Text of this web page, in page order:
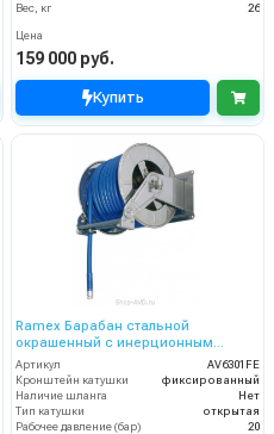
Вес, кг
26
Цена
159 000 руб.
Купить
Ramex Барабан стальной
окрашенный с инерционным
механизмом AV 6301 FE
Артикул
AV6301FE
Кронштейн катушки
фиксированный
Наличие шланга
Нет
Тип катушки
открытая
Рабочее давление (бар)
20